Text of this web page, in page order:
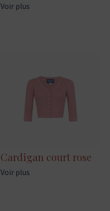
Voir plus
Cardigan court rose
Voir plus